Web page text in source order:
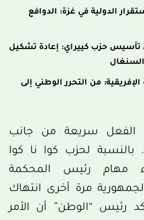
الدولية في غزة: الدوافع
تأسيس حزب كييراي: إعادة تشكيل
من التحرر الوطني إلى
الفعل سريعة من جانب
بالنسبة لحزب كوا نا كوا
مهام رئيس المحكمة
مرة أخرى انتهاك
رئيس “الوطن” أن الأمر